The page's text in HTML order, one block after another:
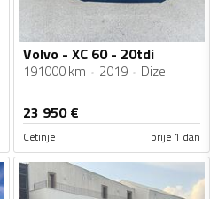
Volvo - XC 60 - 20tdi
191000 km 2019 Dizel
23 950€
Cetinje prije 1 dan